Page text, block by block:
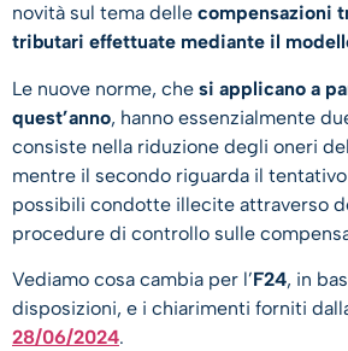
novità sul tema delle compensazioni
tributari effettuate mediante il
Le nuove norme, che si applicano a
quest’anno, hanno essenzialmente
consiste nella riduzione degli oneri
mentre il secondo riguarda il
possibili condotte illecite attraverso
procedure di controllo sulle
Vediamo cosa cambia per l’F24, in
disposizioni, e i chiarimenti forniti
28/06/2024.